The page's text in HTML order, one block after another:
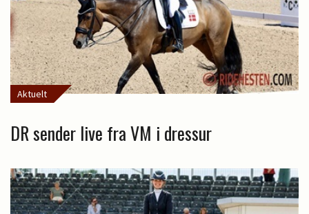
Aktuelt
DR sender live fra VM i dressur